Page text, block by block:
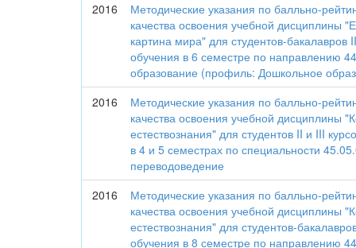
2016
Методические указания по балльно-
качества освоения учебной дисциплины
картина мира" для студентов-
обучения в 6 семестре по направлению
образование (профиль: Дошкольное
2016
Методические указания по балльно-
качества освоения учебной дисциплины
естествознания" для студентов II и III
в 4 и 5 семестрах по специальности
переводоведение
2016
Методические указания по балльно-
качества освоения учебной дисциплины
естествознания" для студентов-
обучения в 8 семестре по направлению